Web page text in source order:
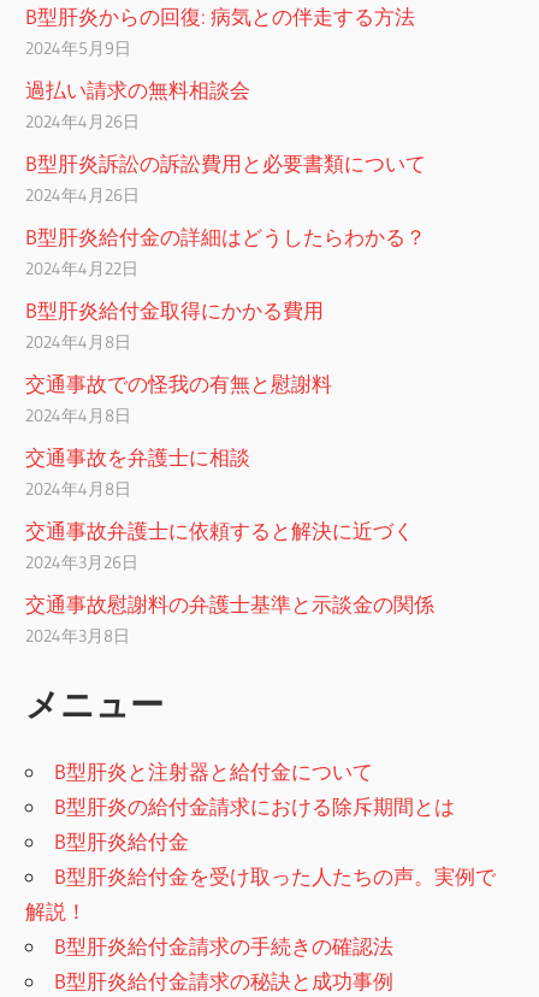
B型肝炎からの回復: 病気との伴走する方法
2024年5月9日
過払い請求の無料相談会
2024年4月26日
B型肝炎訴訟の訴訟費用と必要書類について
2024年4月26日
B型肝炎給付金の詳細はどうしたらわかる？
2024年4月22日
B型肝炎給付金取得にかかる費用
2024年4月8日
交通事故での怪我の有無と慰謝料
2024年4月8日
交通事故を弁護士に相談
2024年4月8日
交通事故弁護士に依頼すると解決に近づく
2024年3月26日
交通事故慰謝料の弁護士基準と示談金の関係
2024年3月8日
メニュー
B型肝炎と注射器と給付金について
B型肝炎の給付金請求における除斥期間とは
B型肝炎給付金
B型肝炎給付金を受け取った人たちの声。実例で
解説！
B型肝炎給付金請求の手続きの確認法
B型肝炎給付金請求の秘訣と成功事例